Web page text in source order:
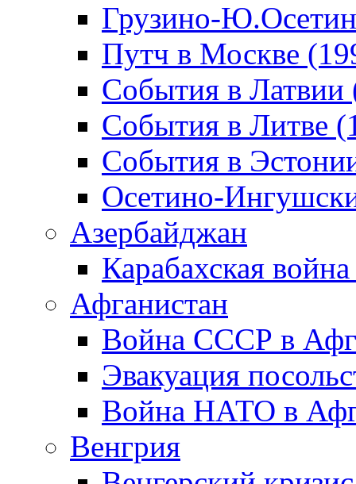
Грузино-
Путч в Москве
События в Латвии
События в Литве
События в
Осетино-
Азербайджан
Карабахская
Афганистан
Война СССР в
Эвакуация
Война НАТО в
Венгрия